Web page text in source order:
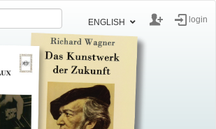
ENGLISH login